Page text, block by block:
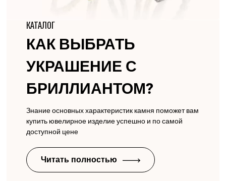
КАТАЛОГ
КАК ВЫБРАТЬ
УКРАШЕНИЕ С
БРИЛЛИАНТОМ?
Знание основных характеристик камня поможет вам
купить ювелирное изделие успешно и по самой
доступной цене
Читать полностью